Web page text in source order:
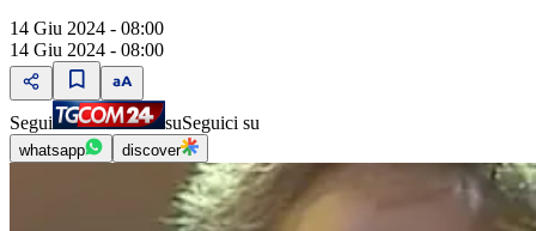
14 Giu 2024 - 08:00
14 Giu 2024 - 08:00
Segui suSeguici su
whatsapp discover